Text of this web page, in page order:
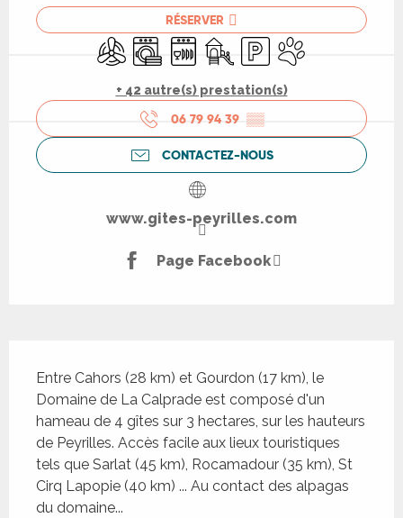
RÉSERVER
Air conditionné
Lave lingeLave vaisselle
Jeux pour enfants / Espace
ParkingAnimaux acceptés
+ 42 autre(s) prestation(s)
06 79 94 39 ▒▒
CONTACTEZ-NOUS
www.gites-peyrilles.com
Page Facebook
Entre Cahors (28 km) et Gourdon (17 km), le
Domaine de La Calprade est composé d'un
hameau de 4 gîtes sur 3 hectares, sur les hauteurs
de Peyrilles. Accès facile aux lieux touristiques
tels que Sarlat (45 km), Rocamadour (35 km), St
Cirq Lapopie (40 km) ... Au contact des alpagas
du domaine...